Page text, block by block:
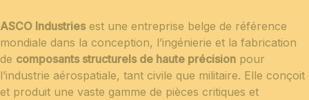
ASCO Industriesest une entreprise belge de référence
mondiale dans la conception, l’ingénierie et la fabrication
de composants structurels de haute précision pour
l’industrie aérospatiale, tant civile que militaire. Elle conçoit
et produit une vaste gamme de pièces critiques et